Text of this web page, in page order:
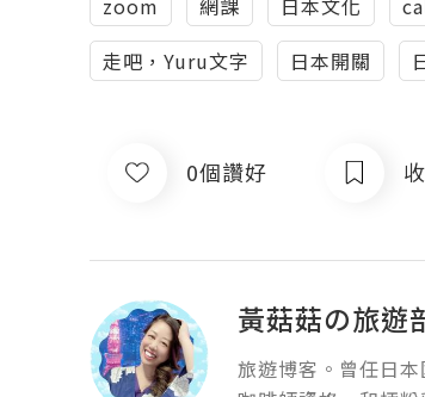
走吧，Yuru文字
日本開關
0個讚好
黃菇菇の旅遊
旅遊博客。曾任日